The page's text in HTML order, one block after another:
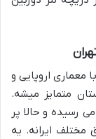
معماری اروپایی و
متمایز میشه.
رسیده و حالا پر
ایرانه. یه